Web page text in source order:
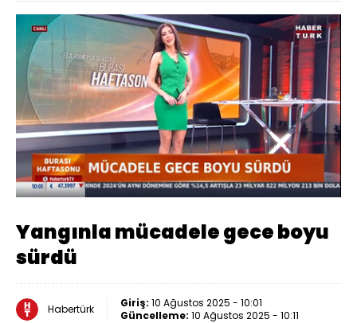
Sesi
Aç
Yüklendi:
29.12%
Oynatma
Hızı
Yangınla mücadele gece boyu
sürdü
Habertürk Giriş: 10 Ağustos 2025 - 10:01
Güncelleme: 10 Ağustos 2025 - 10:11